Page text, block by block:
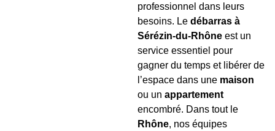
professionnel dans leurs
besoins. Le débarras à
Sérézin-du-Rhône est un
service essentiel pour
gagner du temps et libérer de
l’espace dans une maison
ou un appartement
encombré. Dans tout le
Rhône, nos équipes